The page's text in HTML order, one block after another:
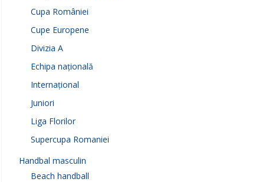
Cupa României
Cupe Europene
Divizia A
Echipa națională
Internațional
Juniori
Liga Florilor
Supercupa Romaniei
Handbal masculin
Beach handball